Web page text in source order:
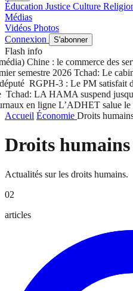
Éducation Justice Culture
Médias
Vidéos Photos
Connexion
S'abonner
Flash info
Chine : le commerce des
semestre 2026Tchad: Le
RGPH-3 : Le PM satisfait
LA HAMA suspend
en ligneL’ADHET salue le
Accueil Économie Droits
Droits humains
Actualités sur les droits humains.
02
articles